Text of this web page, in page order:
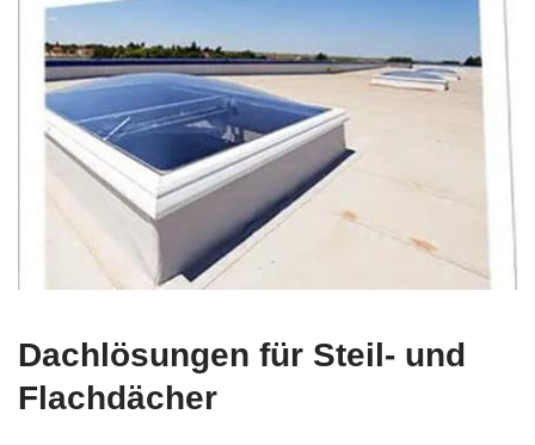
Dachlösungen für Steil- und
Flachdächer